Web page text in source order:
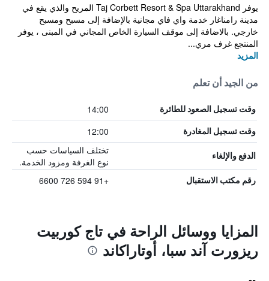
يوفر Taj Corbett Resort & Spa Uttarakhand المريح والذي يقع في
مدينة رامناغار خدمة واي فاي مجانية بالإضافة إلى مسبح ومسبح
خارجي. بالاضافة إلى موقف السيارة الخاص المجاني في المبنى ، يوفر
المنتجع غرف مري...
المزيد
من الجيد أن تعلم
وقت تسجيل الصعود للطائرة 14:00
وقت تسجيل المغادرة 12:00
الدفع والإلغاء
تختلف السياسات حسب
نوع الغرفة ومزود الخدمة.
رقم مكتب الاستقبال +91 594 726 6600
المزايا ووسائل الراحة في تاج كوربيت
ريزورت آند سبا، أوتاراكاند